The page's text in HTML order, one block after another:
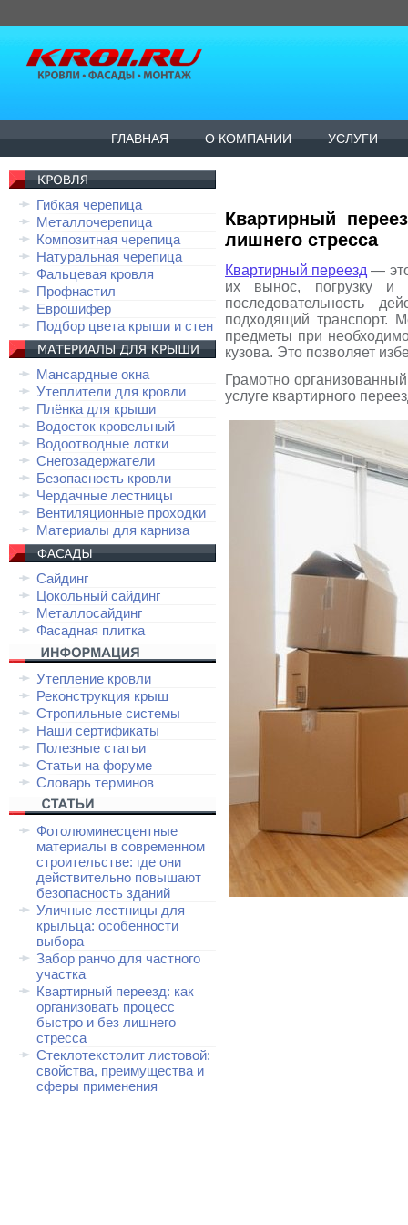
ГЛАВНАЯ О КОМПАНИИ УСЛУГИ
Гибкая черепица
Металлочерепица
Композитная черепица
Натуральная черепица
Фальцевая кровля
Профнастил
Еврошифер
Подбор цвета крыши и стен
Мансардные окна
Утеплители для кровли
Плёнка для крыши
Водосток кровельный
Водоотводные лотки
Снегозадержатели
Безопасность кровли
Чердачные лестницы
Вентиляционные проходки
Материалы для карниза
Сайдинг
Цокольный сайдинг
Металлосайдинг
Фасадная плитка
Утепление кровли
Реконструкция крыш
Стропильные системы
Наши сертификаты
Полезные статьи
Статьи на форуме
Словарь терминов
Фотолюминесцентные
материалы в современном
строительстве: где они
действительно повышают
безопасность зданий
Уличные лестницы для
крыльца: особенности
выбора
Забор ранчо для частного
участка
Квартирный переезд: как
организовать процесс
быстро и без лишнего
стресса
Стеклотекстолит листовой:
свойства, преимущества и
сферы применения
Квартирный
лишнего стресса
Квартирный переезд —
их вынос, погрузку и
последовательность
подходящий транспорт.
предметы при
кузова. Это позволяет
Грамотно
услуге квартирного